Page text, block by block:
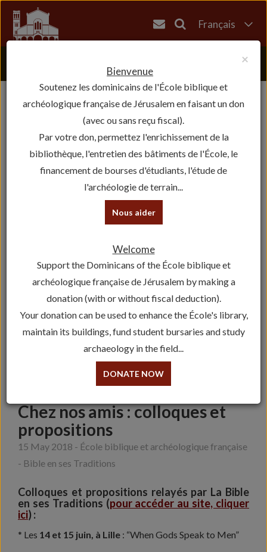
Français
עברית
Chez nos amis : colloques et
propositions
15 May 2018 - École biblique et archéologique française
- Bible en ses Traditions
Colloques et propositions relayés par La Bible
en ses Traditions (pour accéder au site, cliquer
ici) :
* Les 14 et 15 juin, à Lille : “When Gods Speak to Men”
×
Bienvenue
Soutenez les dominicains de l'École biblique et
archéologique française de Jérusalem en faisant un don
(avec ou sans reçu fiscal).
Par votre don, permettez l'enrichissement de la
bibliothèque, l'entretien des bâtiments de l'École, le
financement de bourses d'étudiants, l'étude de
l'archéologie de terrain...
Nous aider
Welcome
Support the Dominicans of the École biblique et
archéologique française de Jérusalem by making a
donation (with or without fiscal deduction).
Your donation can be used to enhance the École's library,
maintain its buildings, fund student bursaries and study
archaeology in the field...
DONATE NOW